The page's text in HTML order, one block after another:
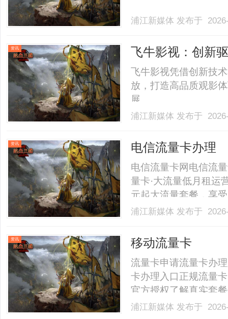
浦江新媒体 发布于
资讯 飞牛影视：创新
飞牛影视凭借创新技
放，打造高品质观影
展。......
浦江新媒体 发布于
资讯 电信流量卡办理
电信流量卡网电信流
量卡·大流量低月租运
元起大流量套餐，享
示网络上宣传的"19元
出品全国包邮到家重
浦江新媒体 发布于
资讯 移动流量卡
流量卡申请流量卡办
卡办理入口正规流量
官方授权了解真实套
餐流量卡办理入口⚠️
浦江新媒体 发布于